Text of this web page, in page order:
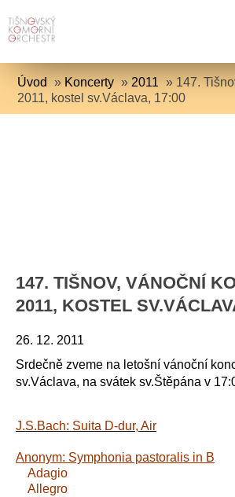
Úvod » Koncerty » 2011 » 147.
2011, kostel sv.Václava, 17:00
147. TIŠNOV, VÁNOČNÍ
2011, KOSTEL
26. 12. 2011
Srdečně zveme na letošní vánoční
sv.Václava, na svátek sv.Štěpána v
J.S.Bach: Suita D-dur, Air
Anonym: Symphonia pastoralis in B
Adagio
Allegro